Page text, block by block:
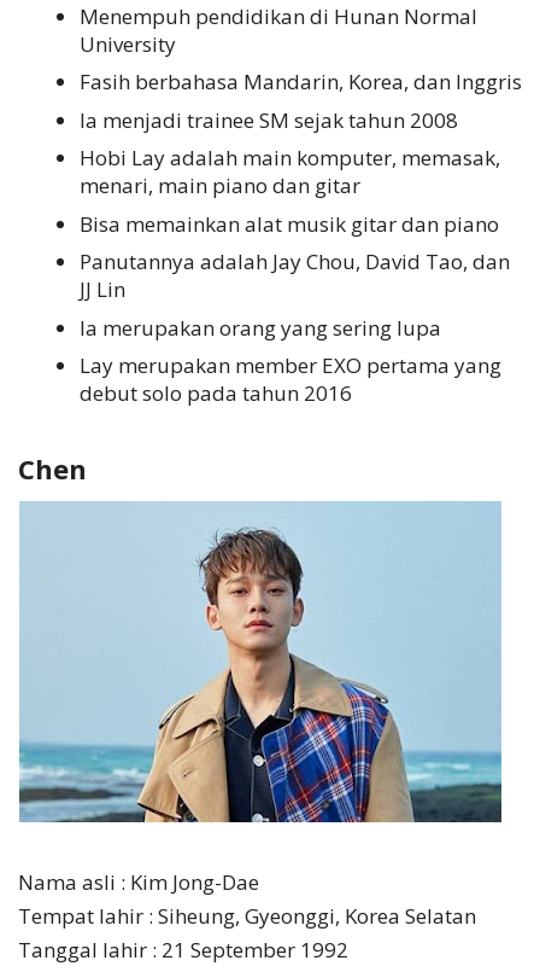
Menempuh pendidikan di Hunan Normal
University
Fasih berbahasa Mandarin, Korea, dan Inggris
Ia menjadi trainee SM sejak tahun 2008
Hobi Lay adalah main komputer, memasak,
menari, main piano dan gitar
Bisa memainkan alat musik gitar dan piano
Panutannya adalah Jay Chou, David Tao, dan
JJ Lin
Ia merupakan orang yang sering lupa
Lay merupakan member EXO pertama yang
debut solo pada tahun 2016
Chen
Nama asli : Kim Jong-Dae
Tempat lahir : Siheung, Gyeonggi, Korea Selatan
Tanggal lahir : 21 September 1992